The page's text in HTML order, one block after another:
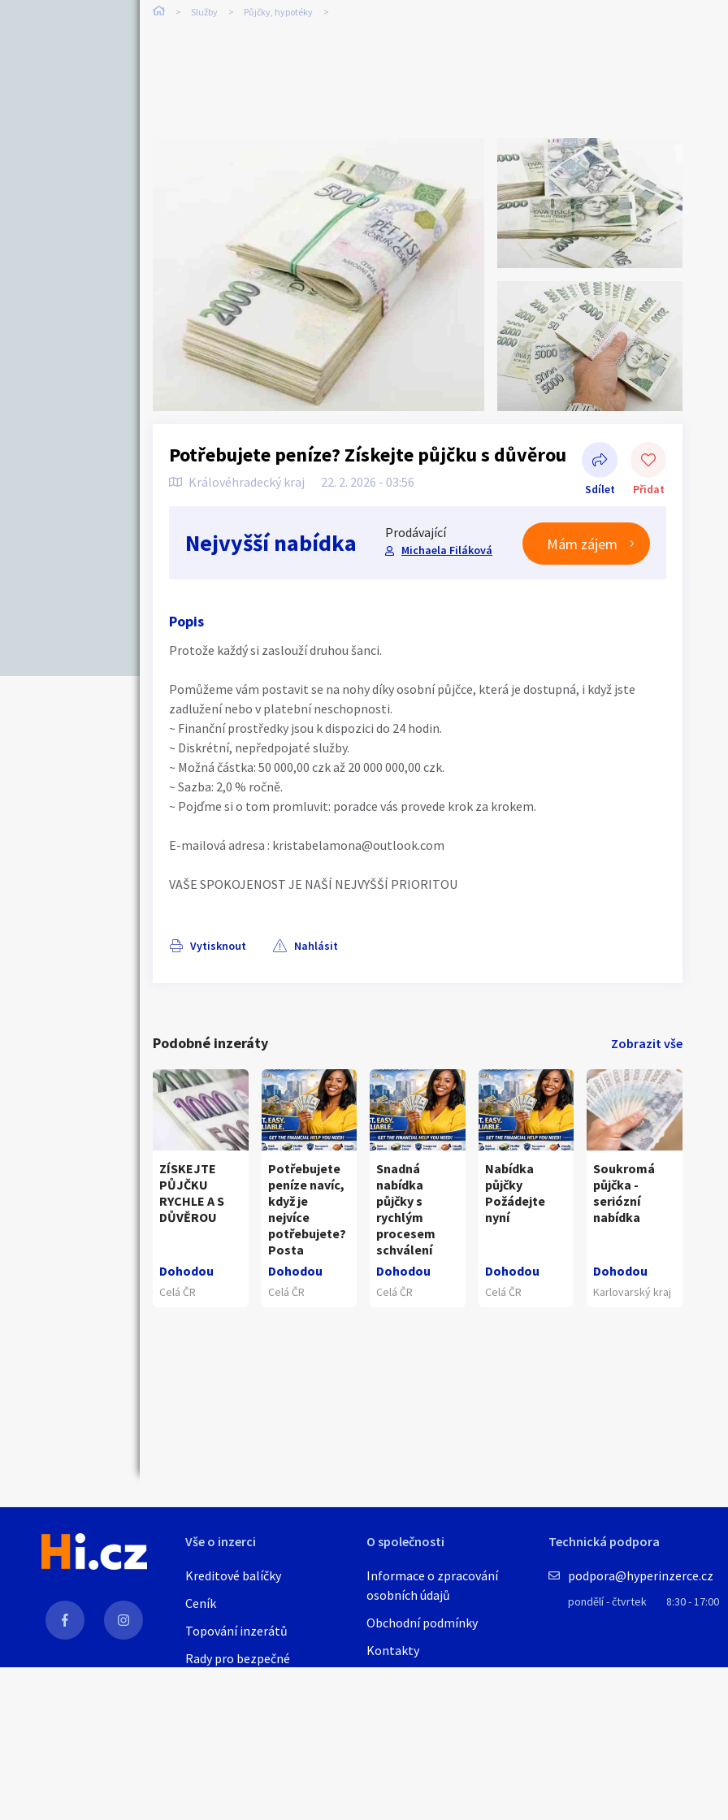
Služby Půjčky, hypotéky
Potřebujete peníze? Získejte půjčku s důvěrou
Královéhradecký kraj 22. 2. 2026 - 03:56 Sdílet Přidat
Sdílet na Facebooku
Nejvyšší nabídka Prodávající
Michaela Filáková Mám zájem
Popis
Protože každý si zaslouží druhou šanci.
Pomůžeme vám postavit se na nohy díky osobní půjčce, která je dostupná, i když jste
zadlužení nebo v platební neschopnosti.
~ Finanční prostředky jsou k dispozici do 24 hodin.
~ Diskrétní, nepředpojaté služby.
~ Možná částka: 50 000,00 czk až 20 000 000,00 czk.
~ Sazba: 2,0 % ročně.
~ Pojďme si o tom promluvit: poradce vás provede krok za krokem.
E-mailová adresa : kristabelamona@outlook.com
VAŠE SPOKOJENOST JE NAŠÍ NEJVYŠŠÍ PRIORITOU
Vytisknout Nahlásit
Podobné inzeráty Zobrazit vše
ZÍSKEJTE
PŮJČKU
RYCHLE A S
DŮVĚROU
Dohodou
Celá ČR
Potřebujete
peníze navíc,
když je
nejvíce
potřebujete?
Posta
Dohodou
Celá ČR
Snadná
nabídka
půjčky s
rychlým
procesem
schválení
Dohodou
Celá ČR
Nabídka
půjčky
Požádejte
nyní
Dohodou
Celá ČR
Soukromá
půjčka -
seriózní
nabídka
Dohodou
Karlovarský kraj
Vše o inzerci
Kreditové balíčky
Ceník
Topování inzerátů
Rady pro bezpečné
O společnosti
Informace o zpracování
osobních údajů
Obchodní podmínky
Kontakty
Technická podpora
podpora@hyperinzerce.cz
pondělí - čtvrtek 8:30 - 17:00